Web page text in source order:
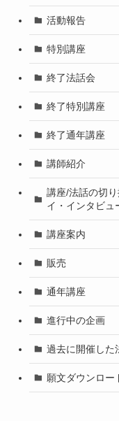
活動報告
特別講座
終了法話会
終了特別講座
終了通年講座
講師紹介
講座/法話の切
イ・インタビュ
講座案内
販売
通年講座
進行中の企画
過去に開催した
願文ダウンロー